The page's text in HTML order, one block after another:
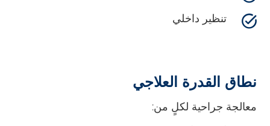
تنظير داخلي
نطاق القدرة العلاجي
معالجة جراحية لكلٍ من: